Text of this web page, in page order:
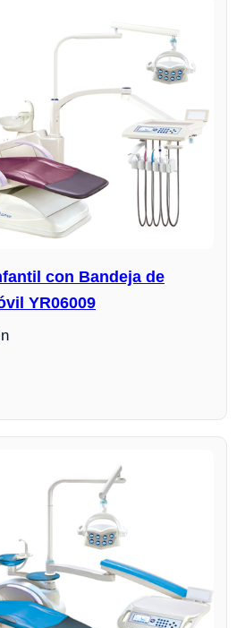
con Bandeja de
YR06009